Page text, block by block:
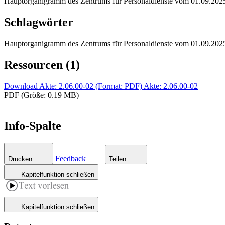
Schlagwörter
Hauptorganigramm des Zentrums für Personaldienste vom
Ressourcen (1)
Download Akte: 2.06.00-02 (Format: PDF) Akte: 2.06.00-02
PDF (Größe: 0.19 MB)
Info-Spalte
Drucken Feedback Teilen
Kapitelfunktion schließen
Kapitelfunktion schließen